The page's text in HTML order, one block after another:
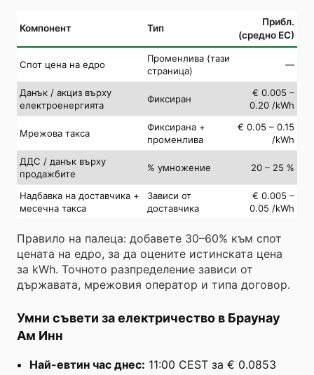
Компонент Тип
Прибл.
(средно ЕС)
Спот цена на едро
Променлива (тази
страница)
—
Данък / акциз върху
електроенергията
Фиксиран
€ 0.005 –
0.20 /kWh
Мрежова такса
Фиксирана +
променлива
€ 0.05 – 0.15
/kWh
ДДС / данък върху
продажбите
% умножение 20 – 25 %
Надбавка на доставчика +
месечна такса
Зависи от
доставчика
€ 0.005 –
0.05 /kWh
Правило на палеца: добавете 30–60% към спот
цената на едро, за да оцените истинската цена
за kWh. Точното разпределение зависи от
държавата, мрежовия оператор и типа договор.
Умни съвети за електричество в Браунау
Ам Инн
Най-евтин час днес: 11:00 CEST за € 0.0853